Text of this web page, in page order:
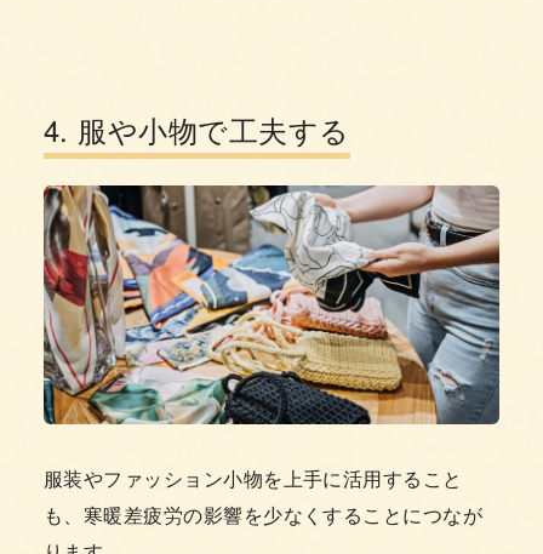
4. 服や小物で工夫する
服装やファッション小物を上手に活用すること
も、寒暖差疲労の影響を少なくすることにつなが